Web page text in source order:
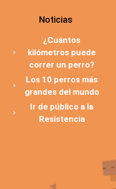
Noticias
¿Cuántos
kilómetros puede
correr un perro?
Los 10 perros más
grandes del mundo
Ir de público a la
Resistencia